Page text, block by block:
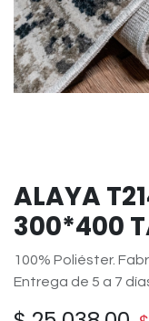
ALAYA
300*400
100% Poliéster.
Entrega de 5 a 7